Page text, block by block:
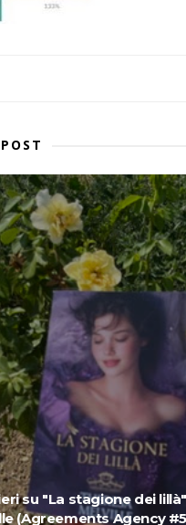
su "La stagione dei
(Agreements Agency